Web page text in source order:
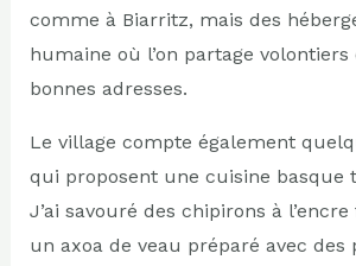
comme à Biarritz, mais des
humaine où l’on partage volontiers
bonnes adresses.
Le village compte également
qui proposent une cuisine basque
J’ai savouré des chipirons à l’encre
un axoa de veau préparé avec des